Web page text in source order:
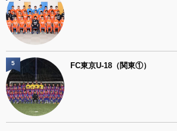
FC東京U-18（関東①）
5